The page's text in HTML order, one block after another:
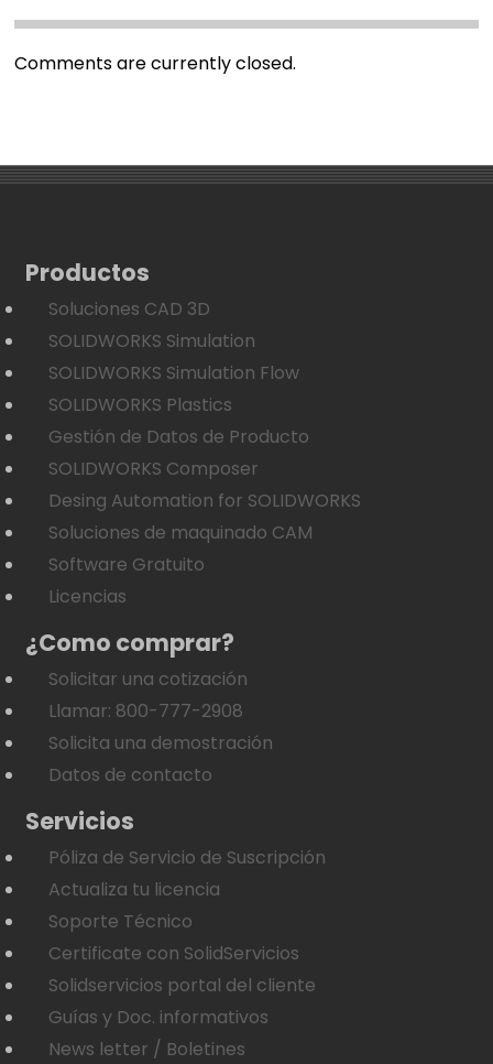
Comments are currently closed.
Productos
Soluciones CAD 3D
SOLIDWORKS Simulation
SOLIDWORKS Simulation Flow
SOLIDWORKS Plastics
Gestión de Datos de Producto
SOLIDWORKS Composer
Desing Automation for SOLIDWORKS
Soluciones de maquinado CAM
Software Gratuito
Licencias
¿Como comprar?
Solicitar una cotización
Llamar: 800-777-2908
Solicita una demostración
Datos de contacto
Servicios
Póliza de Servicio de Suscripción
Actualiza tu licencia
Soporte Técnico
Certificate con SolidServicios
Solidservicios portal del cliente
Guías y Doc. informativos
News letter / Boletines